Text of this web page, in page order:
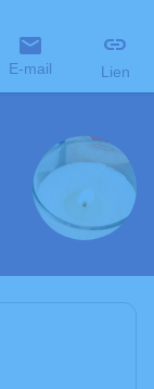
E-mail Lien